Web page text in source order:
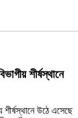
শীর্ষস্থানে
শীর্ষস্থানে উঠে এসেছে